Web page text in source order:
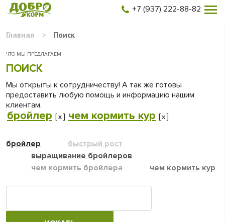
+7 (937) 222-88-82
Главная > Поиск
ЧТО МЫ ПРЕДЛАГАЕМ
ПОИСК
Мы открыты к сотрудничеству! А так же готовы
предоставить любую помощь и информацию нашим
клиентам.
бройлер [x] чем кормить кур [x]
бройлер
быстрый рост
выращивание бройлеров
чем кормить бройлера
чем кормить кур